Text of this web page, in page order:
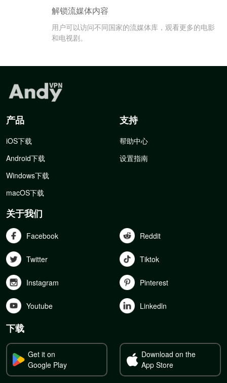
解锁流媒体内容
用户可以访问不同国家的流媒体库，观看更多的电影
和电视剧。
产品
iOS下载
Android下载
Windows下载
macOS下载
支持
帮助中心
设置指南
关于我们
Facebook Reddit
Twitter Tiktok
Instagram Pinterest
Youtube Linkedln
下载
Get it on
Google Play
Download on the
App Store